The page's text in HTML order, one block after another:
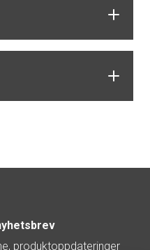
produktoppdateringer